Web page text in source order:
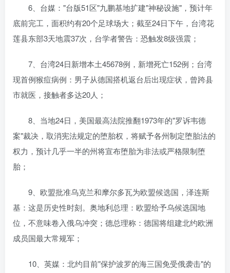
6、台媒："台版51区"九鹏基地扩建"神秘设施"，预计年
底前完工，面积约有20个足球场大；截至24日下午，台湾花
莲县东部3天地震37次，台学者警告：恐触发8级强震；
7、台湾24日新增本土45678例，新增死亡152例；台湾
现首例猴痘病例：男子从德国搭机返台后出现症状，曾跨县
市就医，接触者多达20人；
8、当地24日，美国最高法院推翻1973年的"罗诉韦德
案"裁决，取消宪法规定的堕胎权，将赋予各州制定堕胎法的
权力，预计几乎一半的州将宣布堕胎为非法或严格限制堕
胎；
9、欧盟批准乌克兰和摩尔多瓦为欧盟候选国，泽连斯
基：这是历史性时刻。奥地利总理：欧盟给予乌候选国地
位，不意味卷入俄乌冲突；德总理称：德国将组建北约欧洲
成员国最大常规军；
10、英媒：北约目前"保护波罗的海三国免受俄袭击"的